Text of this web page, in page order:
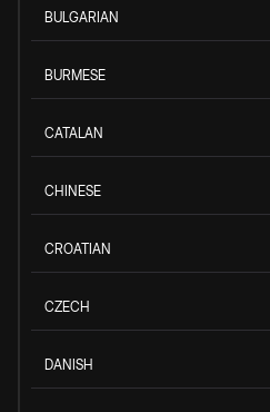
BULGARIAN
BURMESE
CATALAN
CHINESE
CROATIAN
CZECH
DANISH